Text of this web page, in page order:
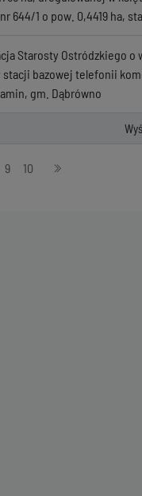
644/1 o pow. 0,4419 ha,
Starosty Ostródzkiego
stacji bazowej telefonii
gm. Dąbrówno
9 10